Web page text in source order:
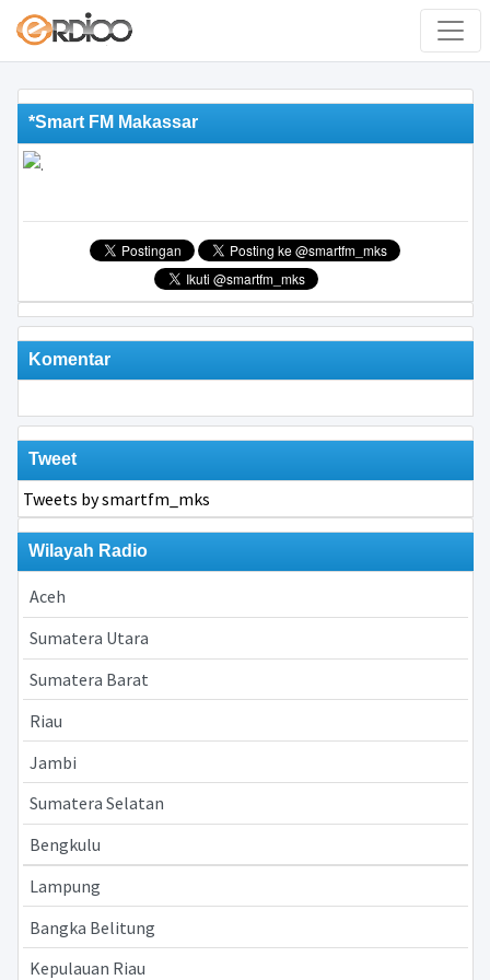
*Smart FM Makassar
Komentar
Tweet
Tweets by smartfm_mks
Wilayah Radio
Aceh
Sumatera Utara
Sumatera Barat
Riau
Jambi
Sumatera Selatan
Bengkulu
Lampung
Bangka Belitung
Kepulauan Riau